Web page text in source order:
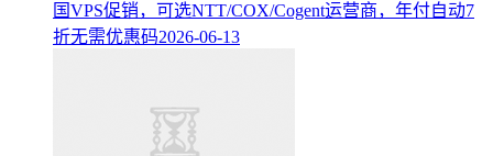
国VPS促销，可选NTT/COX/Cogent运营商，年付自动7
折无需优惠码2026-06-13